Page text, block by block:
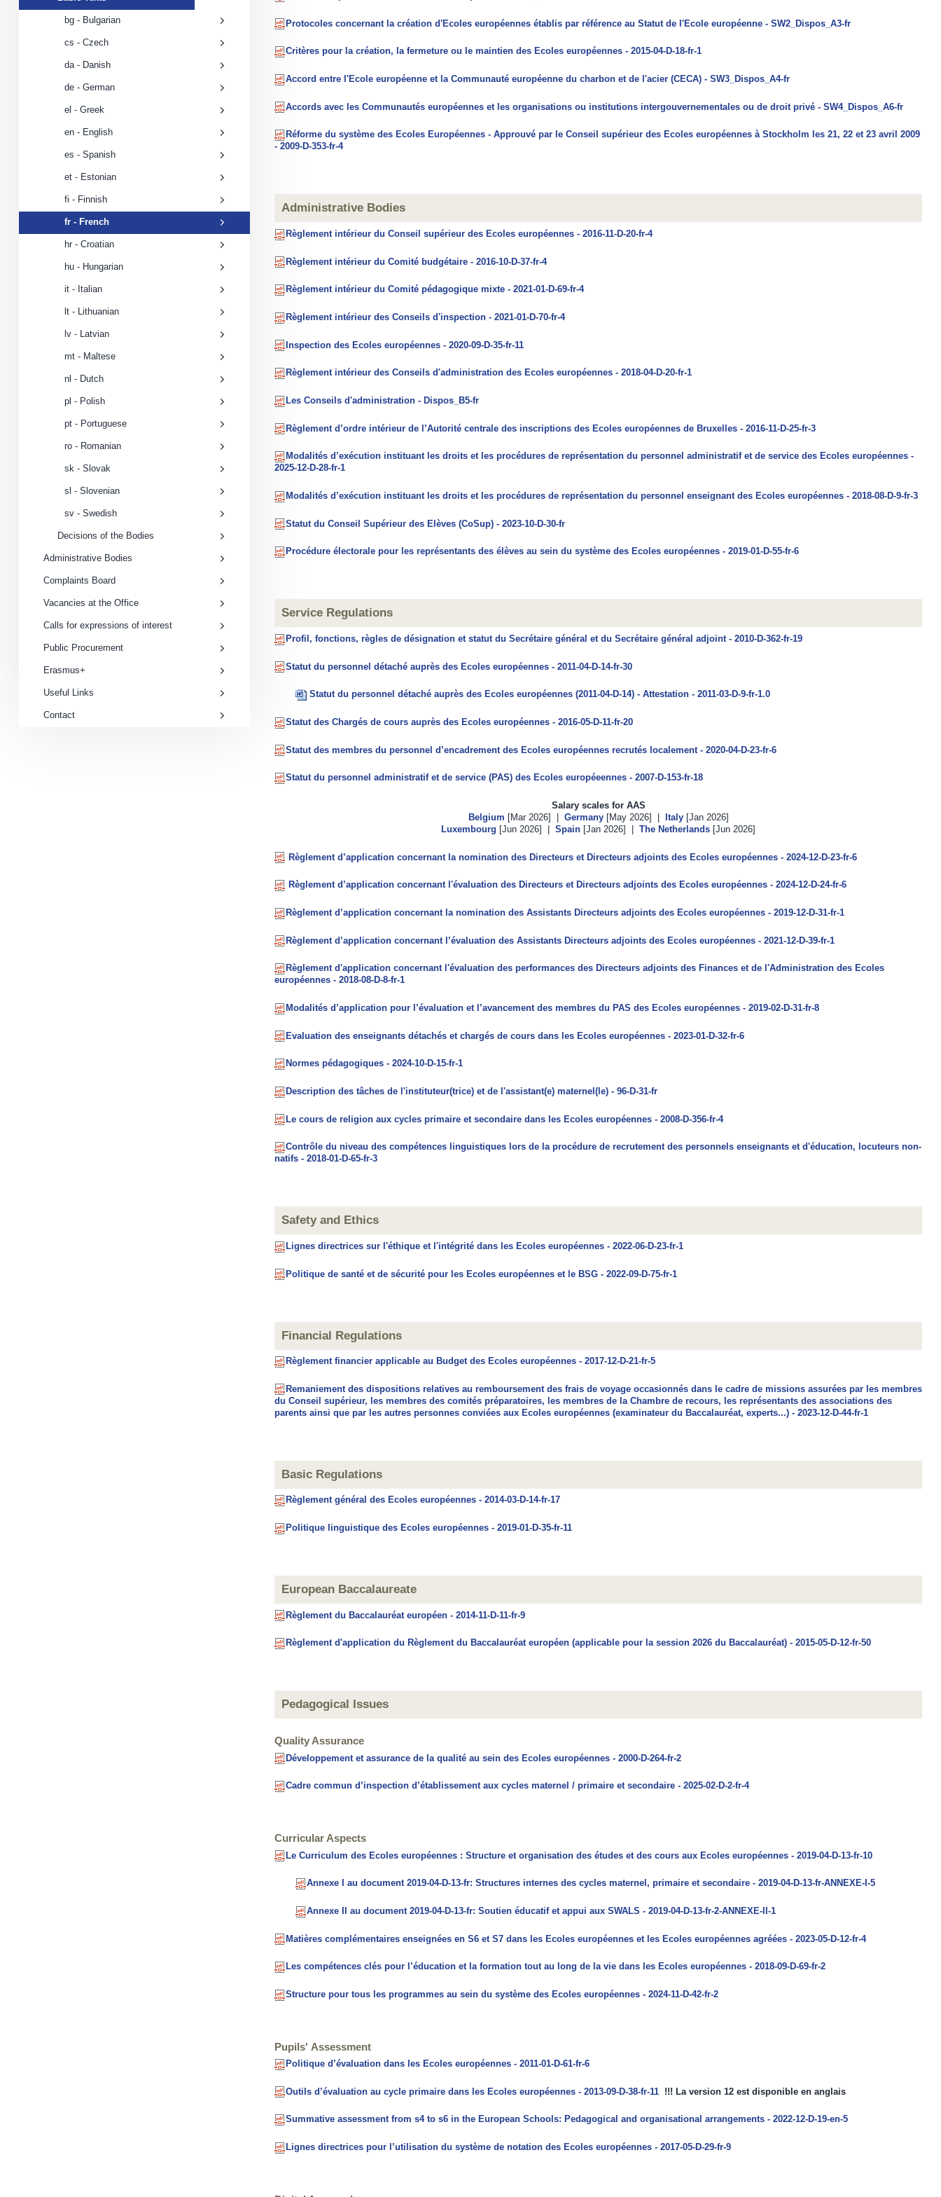
submenu
bg - Bulgarian
cs - Czech
da - Danish
de - German
el - Greek
en - English
es - Spanish
et - Estonian
fi - Finnish
fr - French
hr - Croatian
hu - Hungarian
it - Italian
lt - Lithuanian
lv - Latvian
mt - Maltese
nl - Dutch
pl - Polish
pt - Portuguese
ro - Romanian
sk - Slovak
sl - Slovenian
sv - Swedish
Decisions of the Bodies
Administrative Bodies
Complaints Board
Vacancies at the Office
Calls for expressions of interest
Public Procurement
Erasmus+
Useful Links
Contact
Protocoles concernant la création d'Ecoles européennes établis par référence au Statut de l'Ecole européenne - SW2_Dispos_A3-fr
Critères pour la création, la fermeture ou le maintien des Ecoles européennes - 2015-04-D-18-fr-1
Accord entre l'Ecole européenne et la Communauté européenne du charbon et de l'acier (CECA) - SW3_Dispos_A4-fr
Accords avec les Communautés européennes et les organisations ou institutions intergouvernementales ou de droit privé - SW4_Dispos_A6-fr
Réforme du système des Ecoles Européennes - Approuvé par le Conseil supérieur des Ecoles européennes à Stockholm les 21, 22 et 23 avril 2009
- 2009-D-353-fr-4
​​​​Administrative Bodies
Règlement intérieur du Conseil supérieur des Ecoles européennes - 2016-11-D-20-fr-4
Règlement intérieur du Comité budgétaire - 2016-10-D-37-fr-4
Règlement intérieur du Comité pédagogique mixte - 2021-01-D-69-fr-4
Règlement intérieur des Conseils d'inspection - 2021-01-D-70-fr-4
Inspection des Ecoles européennes - 2020-09-D-35-fr-11
Règlement intérieur des Conseils d'administration des Ecoles européennes - 2018-04-D-20-fr-1
Les Conseils d'administration - Dispos_B5-fr
Règlement d’ordre intérieur de l’Autorité centrale des inscriptions des Ecoles européennes de Bruxelles - 2016-11-D-25-fr-3
Modalités d’exécution instituant les droits et les procédures de représentation du personnel administratif et de service des Ecoles européennes -
2025-12-D-28-fr-1
Modalités d’exécution instituant les droits et les procédures de représentation du personnel enseignant des Ecoles européennes - 2018-08-D-9-fr-3
Statut du Conseil Supérieur des Elèves (CoSup) - 2023-10-D-30-fr
Procédure électorale pour les représentants des élèves au sein du système des Ecoles européennes - 2019-01-D-55-fr-6
​​​​Service Regulations
Profil, fonctions, règles de désignation et statut du Secrétaire général et du Secrétaire général adjoint - 2010-D-362-fr-19
Statut du personnel détaché auprès des Ecoles européennes - 2011-04-D-14-fr-30
Statut du personnel détaché auprès des Ecoles européennes (2011-04-D-14) - Attestation - 2011-03-D-9-fr-1.0
Statut des Chargés de cours auprès des Ecoles européennes - 2016-05-D-11-fr-20
Statut des membres du personnel d’encadrement des Ecoles européennes recrutés localement - 2020-04-D-23-fr-6
Statut du personnel administratif et de service (PAS) des Ecoles européeennes - 2007-D-153-fr-18
Salary scales for AAS
Belgium [Mar 2026] | Germany[May 2026] | Italy[Jan 2026]
Luxembourg [Jun 2026] | Spain [Jan 2026] | The Netherlands [Jun 2026]
Règlement d’application concernant la nomination des Directeurs et Directeurs adjoints des Ecoles européennes - 2024-12-D-23-fr-6
Règlement d’application concernant l'évaluation des Directeurs et Directeurs adjoints des Ecoles européennes - 2024-12-D-24-fr-6
Règlement d’application concernant la nomination des Assistants Directeurs adjoints des Ecoles européennes - 2019-12-D-31-fr-1
Règlement d’application concernant l’évaluation des Assistants Directeurs adjoints des Ecoles européennes - 2021-12-D-39-fr-1
Règlement d'application concernant l'évaluation des performances des Directeurs adjoints des Finances et de l'Administration des Ecoles
européennes - 2018-08-D-8-fr-1
Modalités d’application pour l’évaluation et l’avancement des membres du PAS des Ecoles européennes - 2019-02-D-31-fr-8
Evaluation des enseignants détachés et chargés de cours dans les Ecoles européennes - 2023-01-D-32-fr-6
Normes pédagogiques - 2024-10-D-15-fr-1
Description des tâches de l'instituteur(trice) et de l'assistant(e) maternel(le) - 96-D-31-fr
Le cours de religion aux cycles primaire et secondaire dans les Ecoles européennes - 2008-D-356-fr-4
Contrôle du niveau des compétences linguistiques lors de la procédure de recrutement des personnels enseignants et d'éducation, locuteurs non-
natifs - 2018-01-D-65-fr-3
Safety and Ethics
Lignes directrices sur l'éthique et l'intégrité dans les Ecoles européennes - 2022-06-D-23-fr-1
Politique de santé et de sécurité pour les Ecoles européennes et le BSG - 2022-09-D-75-fr-1
Financial Regulations
Règlement financier applicable au Budget des Ecoles européennes - 2017-12-D-21-fr-5
Remaniement des dispositions relatives au remboursement des frais de voyage occasionnés dans le cadre de missions assurées par les membres
du Conseil supérieur, les membres des comités préparatoires, les membres de la Chambre de recours, les représentants des associations des
parents ainsi que par les autres personnes conviées aux Ecoles européennes (examinateur du Baccalauréat, experts...) - 2023-12-D-44-fr-1
Basic Regulations
Règlement général des Ecoles européennes - 2014-03-D-14-fr-17
Politique linguistique des Ecoles européennes - 2019-01-D-35-fr-11
European Baccalaureate
Règlement du Baccalauréat européen ​- 2014-11-D-11-fr-9
Règlement d'application du Règlement du Baccalauréat européen (applicable pour la session 2026 du Baccalauréat) - 2015-05-D-12-fr-50
Pedagogical Issues
Quality Assurance
Développement et assurance de la qualité au sein des Ecoles européennes - 2000-D-264-fr-2
Cadre commun d’inspection d’établissement aux cycles maternel / primaire et secondaire - 2025-02-D-2-fr-4
Curricular Aspects
Le Curriculum des Ecoles européennes : Structure et organisation des études et des cours aux Ecoles européennes - 2019-04-D-13-fr-10
Annexe I au document 2019-04-D-13-fr: Structures internes des cycles maternel, primaire et secondaire - 2019-04-D-13-fr-ANNEXE-I-5
Annexe II au document 2019-04-D-13-fr: Soutien éducatif et appui aux SWALS - 2019-04-D-13-fr-2-ANNEXE-II-1
Matières complémentaires enseignées en S6 et S7 dans les Ecoles européennes et les Ecoles européennes agréées - 2023-05-D-12-fr-4
Les compétences clés pour l’éducation et la formation tout au long de la vie dans les Ecoles européennes - 2018-09-D-69-fr-2
Structure pour tous les programmes au sein du système des Ecoles européennes - 2024-11-D-42-fr-2
Pupils' Assessment
Politique d’évaluation dans les Ecoles européennes - 2011-01-D-61-fr-6
Outils d’évaluation au cycle primaire dans les Ecoles européennes - 2013-09-D-38-fr-11 !!! La version 12 est disponible en anglais
Summative assessment from s4 to s6 in the European Schools: Pedagogical and organisational arrangements - 2022-12-D-19-en-5
Lignes directrices pour l’utilisation du système de notation des Ecoles européennes - 2017-05-D-29-fr-9